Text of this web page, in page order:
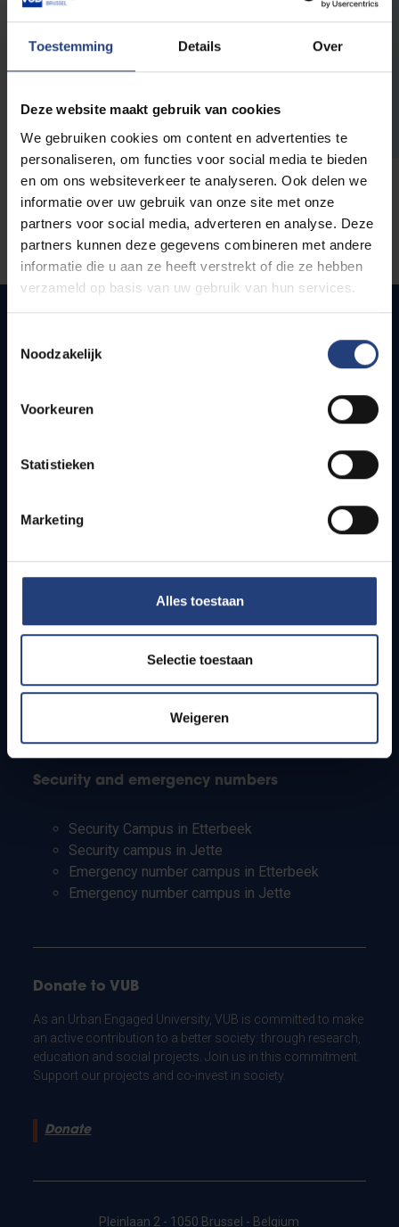
Toestemming Details Over
Deze website maakt gebruik van cookies
We gebruiken cookies om content en advertenties te
personaliseren, om functies voor social media te bieden
en om ons websiteverkeer te analyseren. Ook delen we
informatie over uw gebruik van onze site met onze
partners voor social media, adverteren en analyse. Deze
partners kunnen deze gegevens combineren met andere
informatie die u aan ze heeft verstrekt of die ze hebben
verzameld op basis van uw gebruik van hun services.
Noodzakelijk
Voorkeuren
Statistieken
Marketing
Alles toestaan
Selectie toestaan
Weigeren
Quick links
How to get to the VUB campuses
Students
PhD students
Teachers and secondary schools
Working students
Security and emergency numbers
Security Campus in Etterbeek
Security campus in Jette
Emergency number campus in Etterbeek
Emergency number campus in Jette
Donate to VUB
As an Urban Engaged University, VUB is committed to make
an active contribution to a better society: through research,
education and social projects. Join us in this commitment.
Support our projects and co-invest in society.
Donate
Pleinlaan 2 - 1050 Brussel - Belgium